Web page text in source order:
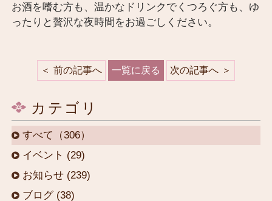
お酒を嗜む方も、温かなドリンクでくつろぐ方も、ゆ
ったりと贅沢な夜時間をお過ごしください。
前の記事へ 一覧に戻る 次の記事へ
カテゴリ
すべて（306）
イベント (29)
お知らせ (239)
ブログ (38)